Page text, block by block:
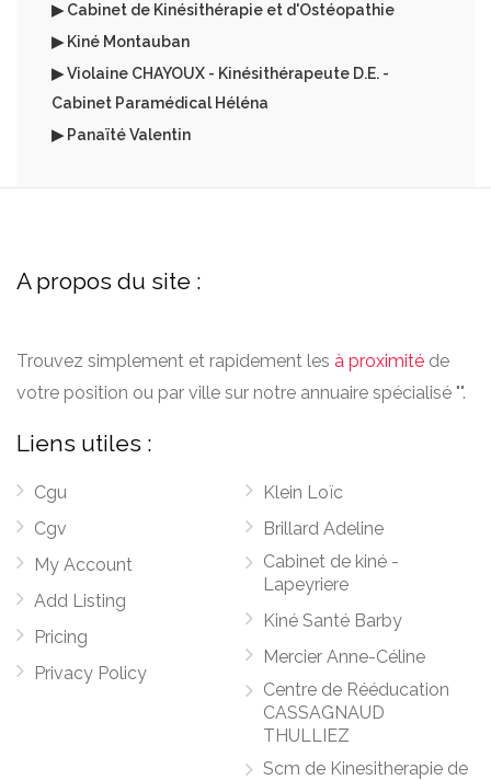
▶ Cabinet de Kinésithérapie et d'Ostéopathie
▶ Kiné Montauban
▶ Violaine CHAYOUX - Kinésithérapeute D.E. -
Cabinet Paramédical Héléna
▶ Panaïté Valentin
A propos du site :
Trouvez simplement et rapidement les à proximité de
votre position ou par ville sur notre annuaire spécialisé "".
Liens utiles :
Cgu
Cgv
My Account
Add Listing
Pricing
Privacy Policy
Klein Loïc
Brillard Adeline
Cabinet de kiné -
Lapeyriere
Kiné Santé Barby
Mercier Anne-Céline
Centre de Rééducation
CASSAGNAUD
THULLIEZ
Scm de Kinesitherapie de